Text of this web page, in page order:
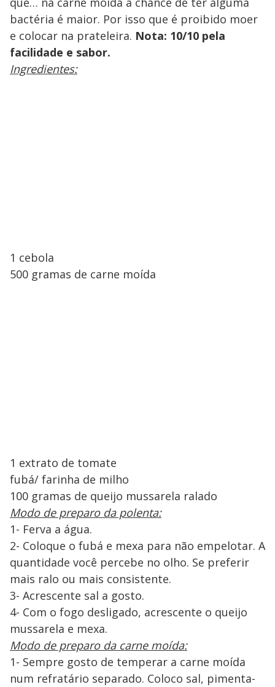
bactéria é maior. Por isso que é proibido moer
e colocar na prateleira. Nota: 10/10 pela
facilidade e sabor.
Ingredientes:
1 cebola
500 gramas de carne moída
1 extrato de tomate
fubá/ farinha de milho
100 gramas de queijo mussarela ralado
Modo de preparo da polenta:
1- Ferva a água.
2- Coloque o fubá e mexa para não empelotar. A
quantidade você percebe no olho. Se preferir
mais ralo ou mais consistente.
3- Acrescente sal a gosto.
4- Com o fogo desligado, acrescente o queijo
mussarela e mexa.
Modo de preparo da carne moída:
1- Sempre gosto de temperar a carne moída
num refratário separado. Coloco sal, pimenta-